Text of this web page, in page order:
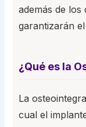
además de los
garantizarán
¿Qué es la
La
cual el